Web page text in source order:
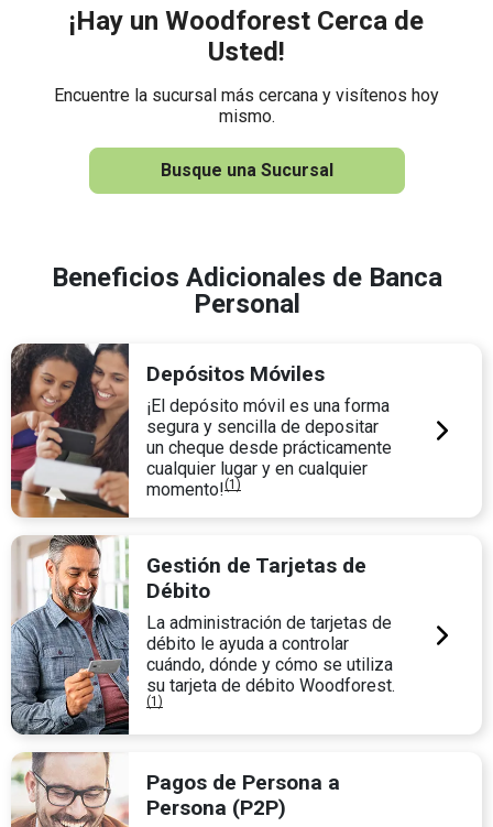
¡Hay un Woodforest Cerca de
Usted!
Encuentre la sucursal más cercana y visítenos hoy
mismo.
Busque una Sucursal
Beneficios Adicionales de Banca
Personal
Depósitos Móviles
¡El depósito móvil es una forma
segura y sencilla de depositar
un cheque desde prácticamente
cualquier lugar y en cualquier
momento!(1)
Gestión de Tarjetas de
Débito
La administración de tarjetas de
débito le ayuda a controlar
cuándo, dónde y cómo se utiliza
su tarjeta de débito Woodforest.
(1)
Pagos de Persona a
Persona (P2P)